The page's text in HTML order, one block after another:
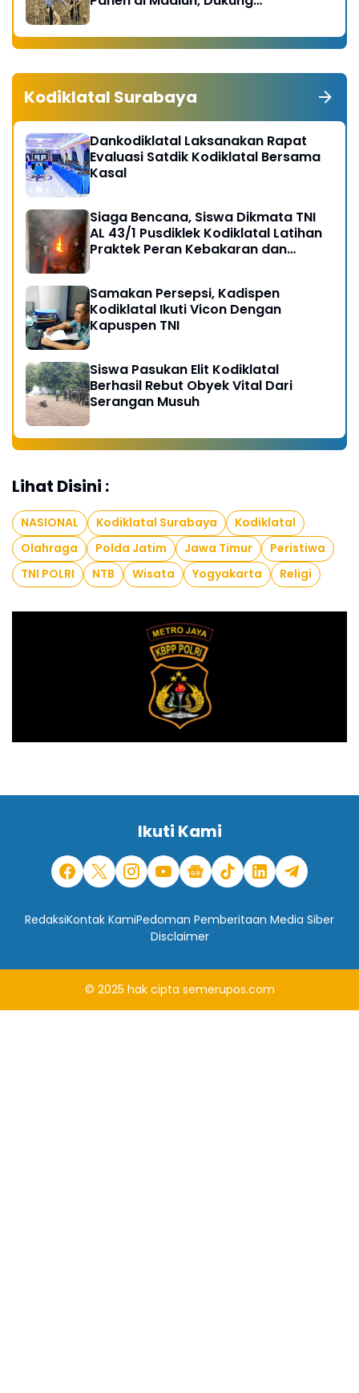
Kodiklatal Surabaya
Dankodiklatal Laksanakan Rapat
Evaluasi Satdik Kodiklatal Bersama
Kasal
Siaga Bencana, Siswa Dikmata TNI
AL 43/1 Pusdiklek Kodiklatal Latihan
Praktek Peran Kebakaran dan
Samakan Persepsi, Kadispen
Kodiklatal Ikuti Vicon Dengan
Kapuspen TNI
Siswa Pasukan Elit Kodiklatal
Berhasil Rebut Obyek Vital Dari
Serangan Musuh
Lihat Disini :
NASIONAL Kodiklatal Surabaya
Kodiklatal
Olahraga
Polda Jatim Jawa Timur
Peristiwa
TNI POLRI
NTB Wisata Yogyakarta Religi
Ikuti Kami
RedaksiKontak KamiPedoman Pemberitaan Media Siber
Disclaimer
© 2025 hak cipta semerupos.com